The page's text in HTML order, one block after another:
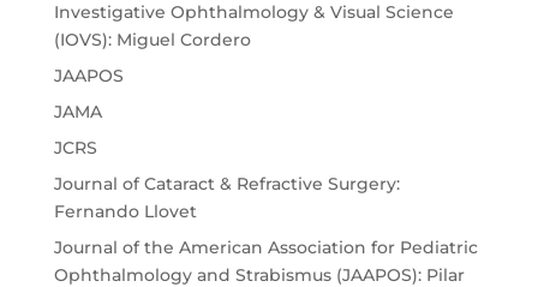
Investigative Ophthalmology & Visual Science
(IOVS): Miguel Cordero
JAAPOS
JAMA
JCRS
Journal of Cataract & Refractive Surgery:
Fernando Llovet
Journal of the American Association for Pediatric
Ophthalmology and Strabismus (JAAPOS): Pilar